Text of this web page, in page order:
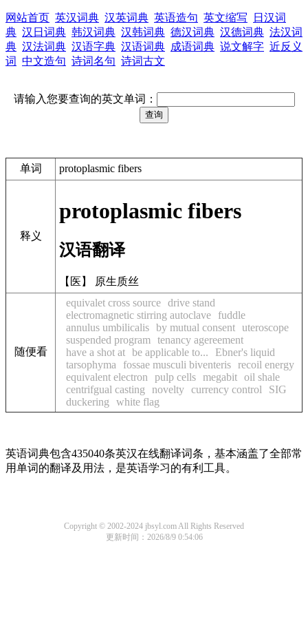
网站首页 英汉词典 汉英词典 英语造句 英文缩写
日汉词
典 汉日词典 韩汉词典 汉韩词典 德汉词典 汉德词典 法汉词
典 汉法词典 汉语字典 汉语词典 成语词典 说文解字 近反义
词 中文造句 诗词名句 诗词古文
请输入您要查询的英文单词：
单词 protoplasmic fibers
释义
protoplasmic fibers
汉语翻译
【医】 原生质丝
随便看
equivalet cross source drive stand
electromagnetic stirring autoclave
fuddle
annulus umbilicalis by mutual consent uteroscope
suspended program
tenancy agereement
have a shot at be applicable to...
Ebner's liquid
tarsophyma
fossae musculi biventeris recoil energy
equivalent electron
pulp cells megabit oil shale
centrifgual casting
novelty currency control
SIG
duckering
white flag
英语词典包含435040条英汉在线翻译词条，基本涵盖了全部常
用单词的翻译及用法，是英语学习的有利工具。
Copyright © 2002-2024 jbsyl.com All Rights Reserved
更新时间：2026/8/9 0:54:06